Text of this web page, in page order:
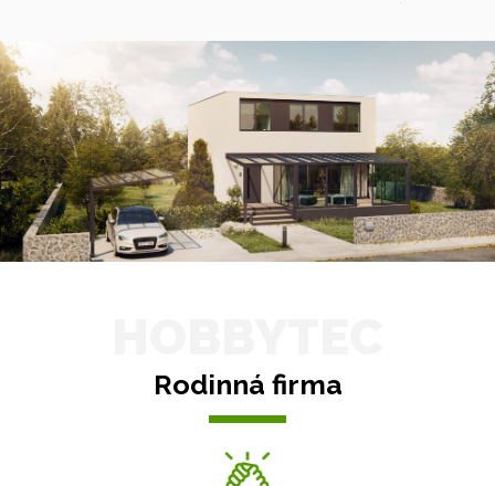
Rodinná firma